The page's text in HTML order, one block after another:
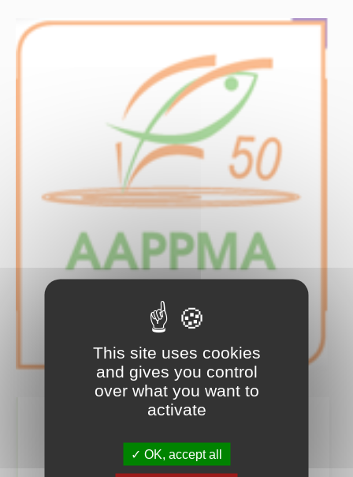
AAPPMA Les pêcheurs de
Condé-sur-Vire
This site uses cookies
and gives you control
over what you want to
activate
OK, accept all